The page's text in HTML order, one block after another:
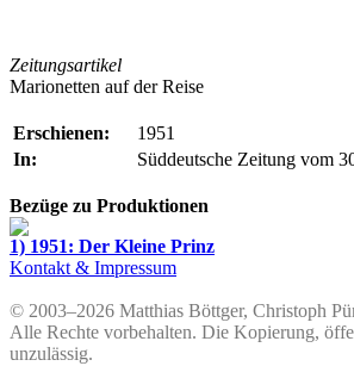
Zeitungsartikel
Marionetten auf der Reise
Erschienen:
1951
In:
Süddeutsche Zeitung vom
Bezüge zu Produktionen
1) 1951: Der Kleine Prinz
Kontakt & Impressum
© 2003–2026 Matthias Böttger, Christoph
Alle Rechte vorbehalten. Die Kopierung,
unzulässig.